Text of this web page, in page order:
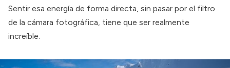
Sentir esa energía de forma directa, sin pasar por el filtro
de la cámara fotográfica, tiene que ser realmente
increíble.